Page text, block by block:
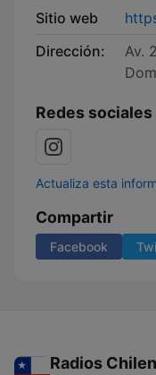
Sitio web
Dirección:
Av.
Redes sociales
Actualiza esta
Compartir
Facebook
Radios